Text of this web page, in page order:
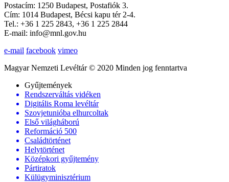
Postacím: 1250 Budapest, Postafiók 3.
Cím: 1014 Budapest, Bécsi kapu tér 2-4.
Tel.: +36 1 225 2843, +36 1 225 2844
E-mail: info@mnl.gov.hu
e-mail facebook vimeo
Magyar Nemzeti Levéltár © 2020 Minden jog fenntartva
Gyűjtemények
Rendszerváltás vidéken
Digitális Roma levéltár
Szovjetunióba elhurcoltak
Első világháború
Reformáció 500
Családtörténet
Helytörténet
Középkori gyűjtemény
Pártiratok
Külügyminisztérium